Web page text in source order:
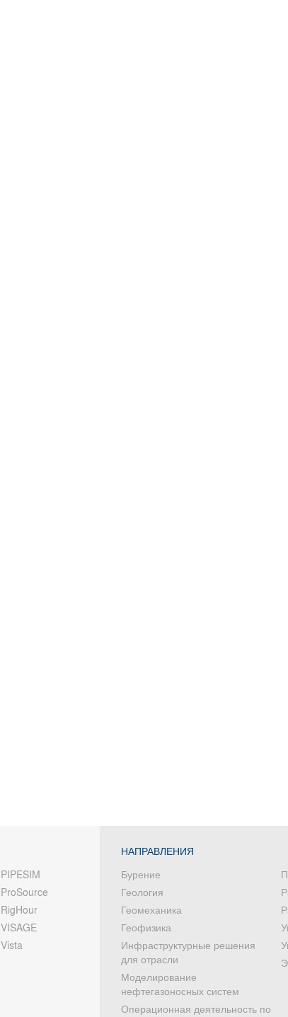
PIPESIM
ProSource
RigHour
VISAGE
Vista
НАПРАВЛЕНИЯ
Бурение
Геология
Геомеханика
Геофизика
Инфраструктурные решения
для отрасли
Моделирование
нефтегазоносных систем
Операционная деятельность по